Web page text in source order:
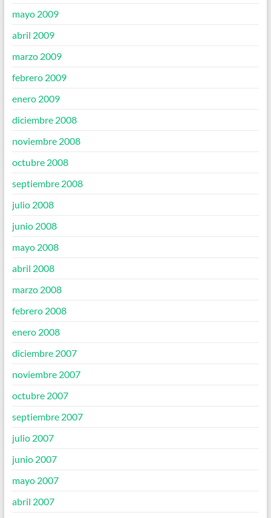
mayo 2009
abril 2009
marzo 2009
febrero 2009
enero 2009
diciembre 2008
noviembre 2008
octubre 2008
septiembre 2008
julio 2008
junio 2008
mayo 2008
abril 2008
marzo 2008
febrero 2008
enero 2008
diciembre 2007
noviembre 2007
octubre 2007
septiembre 2007
julio 2007
junio 2007
mayo 2007
abril 2007